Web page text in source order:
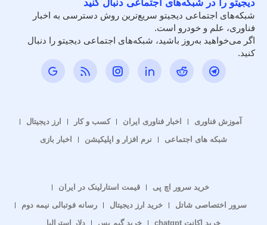
دیجیتو را در شبکه‌های اجتماعی دنبال کنید
شبکه‌های اجتماعی دیجیتو سریع‌ترین روش دسترسی به اخبار
فناوری، علم و خودرو است.
اگر می‌خواهید به‌روز باشید، شبکه‌های اجتماعی دیجیتو را دنبال
کنید.
آموزش فناوری اخبار فناوری ایران کسب و کار
ارز دیجیتال
شبکه های اجتماعی
نرم افزار و اپلیکیشن اخبار بازی
خرید سرور اچ پی
قیمت استارلینک در ایران
سرور اختصاصی شاتل
خرید ارز دیجیتال
رسانه فوتبالی نیمه دوم
خرید اکانت chatgpt
خرید گیم پس دلار استرالیا